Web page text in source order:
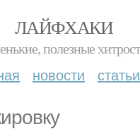
ЛАЙФХАКИ
полезные
новости статьи